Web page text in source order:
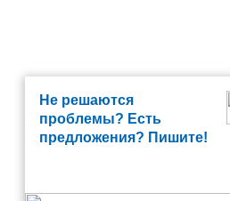
Не решаются
проблемы? Есть
предложения? Пишите!